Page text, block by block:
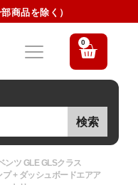
商品を除く）
0
検索
ンツ GLE GLSクラス
+ ダッシュボードエアア